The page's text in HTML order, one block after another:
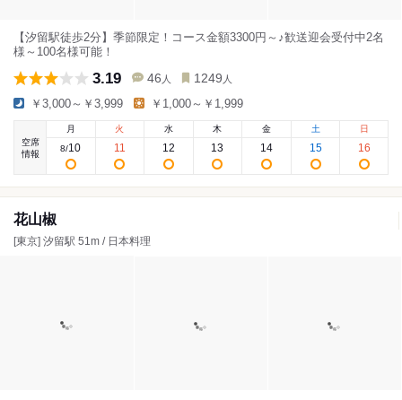
【汐留駅徒歩2分】季節限定！コース金額3300円～♪歓送迎会受付中2名
様～100名様可能！
3.19 46 人 1249 人
￥3,000～￥3,999 ￥1,000～￥1,999
空席
情報
月
8/10
火
11
水
12
木
13
金
14
土
15
日
16
花山椒
[東京] 汐留駅 51m / 日本料理